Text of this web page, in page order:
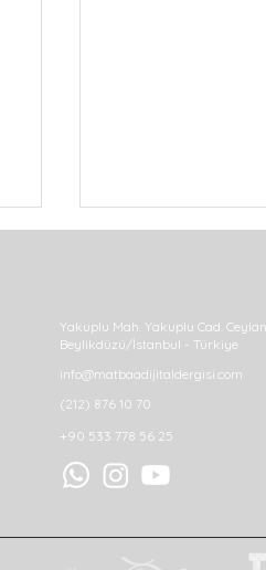
Basın Platformu,
Yakuplu Mah. Yakuplu Cad.
Beylikdüzü/İstanbul - Türkiye
info@matbaadijitaldergisi.com
(212) 876 10 70
+90 533 778 56 25